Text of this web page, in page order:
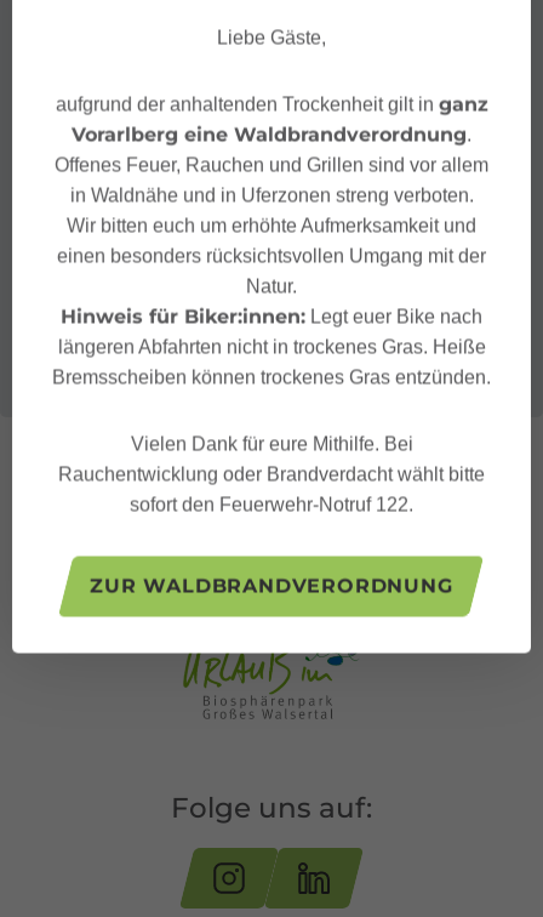
Folge uns auf:
Liebe Gäste,
aufgrund der anhaltenden Trockenheit gilt in ganz
Vorarlberg eine Waldbrandverordnung.
Offenes Feuer, Rauchen und Grillen sind vor allem
in Waldnähe und in Uferzonen streng verboten.
Wir bitten euch um erhöhte Aufmerksamkeit und
einen besonders rücksichtsvollen Umgang mit der
Natur.
Hinweis für Biker:innen: Legt euer Bike nach
längeren Abfahrten nicht in trockenes Gras. Heiße
Bremsscheiben können trockenes Gras entzünden.
Vielen Dank für eure Mithilfe. Bei
Rauchentwicklung oder Brandverdacht wählt bitte
sofort den Feuerwehr-Notruf 122.
ZUR WALDBRANDVERORDNUNG